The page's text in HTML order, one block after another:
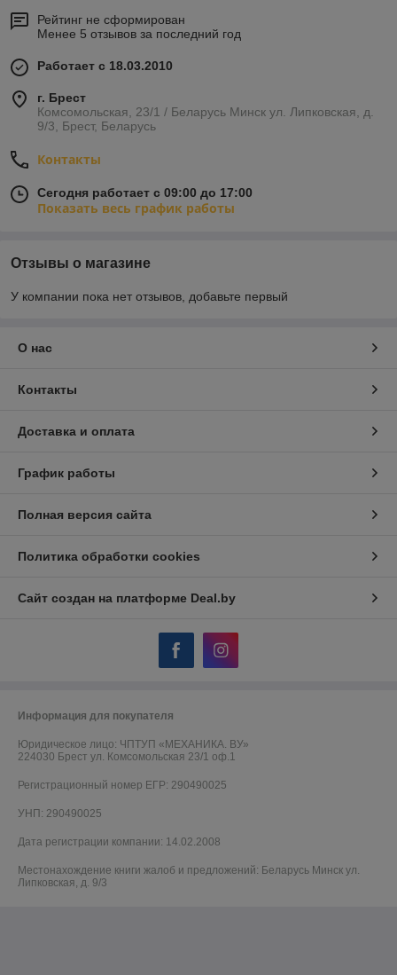
Рейтинг не сформирован
Менее 5 отзывов за последний год
Работает с 18.03.2010
г. Брест
Комсомольская, 23/1 / Беларусь Минск ул. Липковская, д.
9/3, Брест, Беларусь
Контакты
Сегодня работает с 09:00 до 17:00
Показать весь график работы
Отзывы о магазине
У компании пока нет отзывов, добавьте первый
О нас
Контакты
Доставка и оплата
График работы
Полная версия сайта
Политика обработки cookies
Сайт создан на платформе Deal.by
Информация для покупателя
Юридическое лицо: ЧПТУП «МЕХАНИКА. ВУ»
224030 Брест ул. Комсомольская 23/1 оф.1
Регистрационный номер ЕГР: 290490025
УНП: 290490025
Дата регистрации компании: 14.02.2008
Местонахождение книги жалоб и предложений: Беларусь Минск ул.
Липковская, д. 9/3